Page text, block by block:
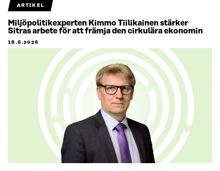
ARTIKEL
Miljöpolitikexperten Kimmo Tiilikainen stärker
Sitras arbete för att främja den cirkulära ekonomin
18.6.2026